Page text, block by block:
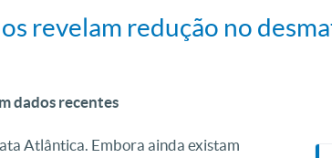
revelam redução no
dados recentes
Atlântica. Embora ainda existam